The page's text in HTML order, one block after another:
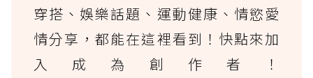
穿搭、娛樂話題、運動健康、情慾愛
情分享，都能在這裡看到！快點來加
入成為創作者！